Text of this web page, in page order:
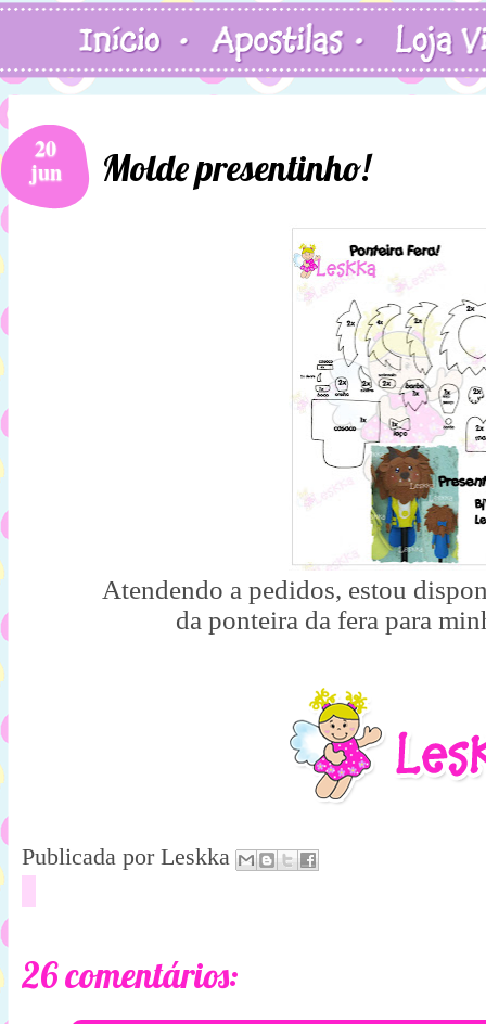
20
jun Molde presentinho!
Atendendo a pedidos, estou
da ponteira da fera para
Publicada por Leskka
26 comentários: